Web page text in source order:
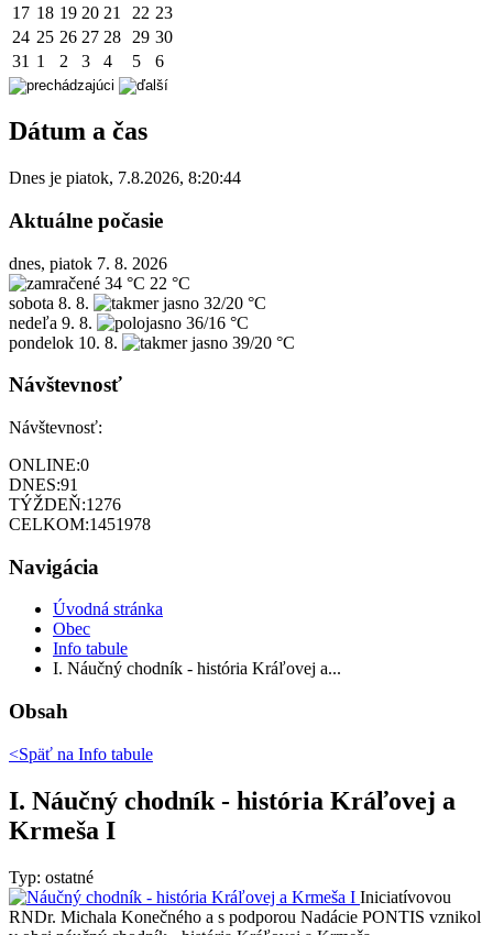
17 18 19 20 21 22 23
24 25 26 27 28 29 30
31 1 2 3 4 5 6
Dátum a čas
Dnes je piatok, 7.8.2026, 8:20:44
Aktuálne počasie
dnes, piatok 7. 8. 2026
34 °C 22 °C
sobota 8. 8.
32/20 °C
nedeľa 9. 8.
36/16 °C
pondelok 10. 8. 39/20 °C
Návštevnosť
Návštevnosť:
ONLINE:0
DNES:91
TÝŽDEŇ:1276
CELKOM:1451978
Navigácia
Úvodná stránka
Obec
Info tabule
I. Náučný chodník - história Kráľovej a...
Obsah
<Späť na Info tabule
I. Náučný chodník - história Kráľovej a
Krmeša I
Typ: ostatné
Iniciatívovou
RNDr. Michala Konečného a s podporou Nadácie PONTIS vznikol